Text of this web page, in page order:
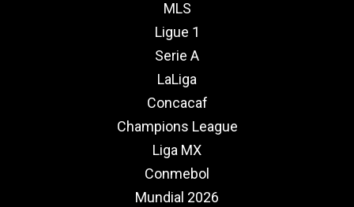
MLS
Ligue 1
Serie A
LaLiga
Concacaf
Champions League
Liga MX
Conmebol
Mundial 2026